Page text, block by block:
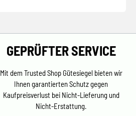
GEPRÜFTER SERVICE
Mit dem Trusted Shop Gütesiegel bieten wir
Ihnen garantierten Schutz gegen
Kaufpreisverlust bei Nicht-Lieferung und
Nicht-Erstattung.